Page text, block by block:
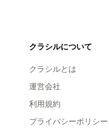
クラシルについて
クラシルとは
運営会社
利用規約
プライバシーポリシー